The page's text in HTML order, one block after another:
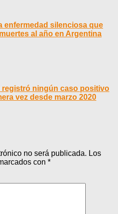
enfermedad silenciosa que
al año en Argentina
registró ningún caso positivo
vez desde marzo 2020
no será publicada. Los
con *